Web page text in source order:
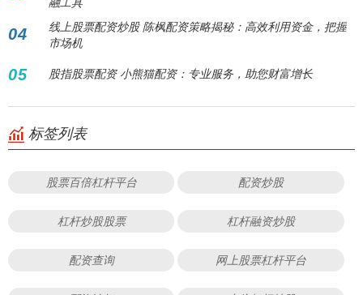
04
线上股票配资炒股 陈枫配资策略揭秘：高效利用资金，把握
市场机
05 股指股票配资 小熊猫配资：专业服务，助您财富增长
标签列表
股票百倍杠杆平台 配资炒股
杠杆炒股股票 杠杆融资炒股
配资查询 网上股票杠杆平台